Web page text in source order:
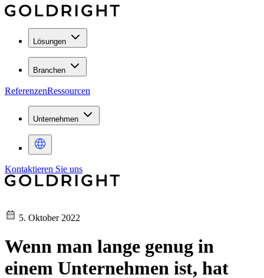
Lösungen
Branchen
ReferenzenRessourcen
Unternehmen
Kontaktieren Sie uns
5. Oktober 2022
Wenn man lange genug in
einem Unternehmen ist, hat